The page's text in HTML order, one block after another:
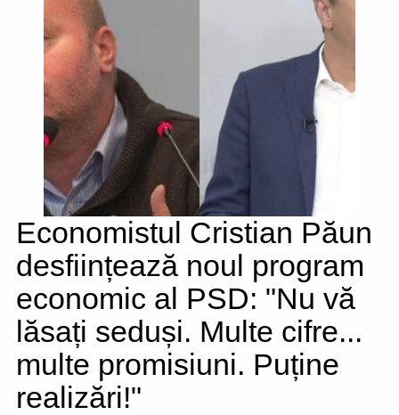
Economistul Cristian Păun
desființează noul program
economic al PSD: "Nu vă
lăsați seduși. Multe cifre...
multe promisiuni. Puține
realizări!"